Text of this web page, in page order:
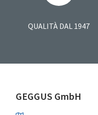
QUALITÀ DAL 1947
GEGGUS GmbH